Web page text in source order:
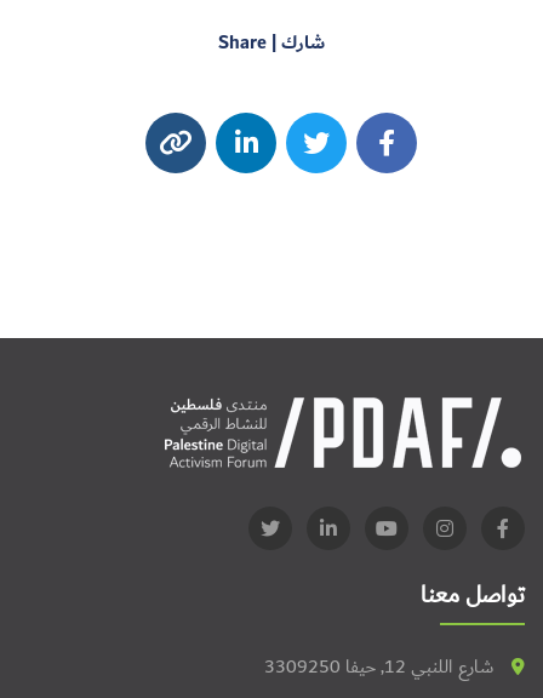
شارك | Share
تواصل معنا
شارع اللنبي 12, حيفا 3309250